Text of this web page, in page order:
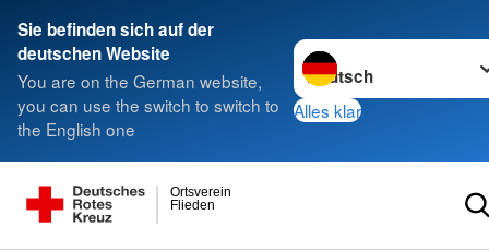
Sie befinden sich auf der
deutschen Website
You are on the German website,
you can use the switch to switch to
the English one
Sprache wechseln zu
Alles klar
Flieden
Ortsverein